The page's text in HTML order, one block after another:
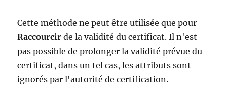
Cette méthode ne peut être utilisée que pour
Raccourcir de la validité du certificat. Il n'est
pas possible de prolonger la validité prévue du
certificat, dans un tel cas, les attributs sont
ignorés par l'autorité de certification.